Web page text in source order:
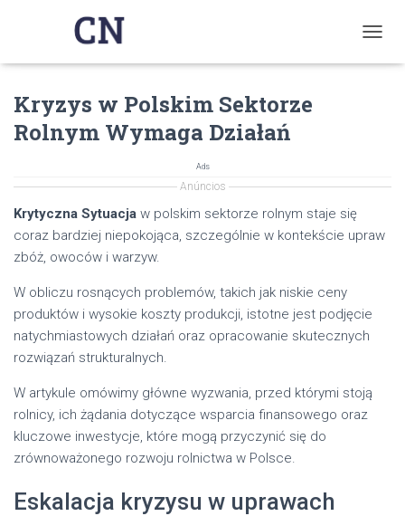
O
A
Kryzys w Polskim Sektorze
Rolnym Wymaga Działań
Ads
Anúncios
Krytyczna Sytuacja w polskim sektorze rolnym staje się
coraz bardziej niepokojąca, szczególnie w kontekście upraw
zbóż, owoców i warzyw.
W obliczu rosnących problemów, takich jak niskie ceny
produktów i wysokie koszty produkcji, istotne jest podjęcie
natychmiastowych działań oraz opracowanie skutecznych
rozwiązań strukturalnych.
W artykule omówimy główne wyzwania, przed którymi stoją
rolnicy, ich żądania dotyczące wsparcia finansowego oraz
kluczowe inwestycje, które mogą przyczynić się do
zrównoważonego rozwoju rolnictwa w Polsce.
Eskalacja kryzysu w uprawach